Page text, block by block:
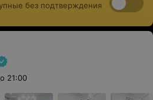
без подтверждения
21:00